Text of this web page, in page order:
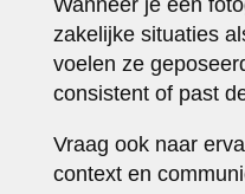
Wanneer je een
zakelijke situaties
voelen ze
consistent of past
Vraag ook naar
context en